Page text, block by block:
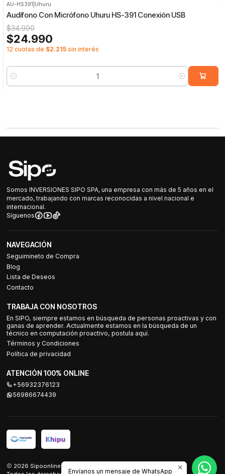
OFF
AU-HS391 Uhuru
Audífono Con Micrófono Uhuru HS-391 Conexión USB
$34.990
$24.990
12 cuotas de $2.215 sin interés
Cantidad
Somos INVERSIONES SIPO SPA, una empresa con más de 5 años en el
mercado, trabajando con marcas reconocidas a nivel nacional e
internacional.
Síguenos
NAVEGACIÓN
Seguimineto de Compra
Blog
Lista de Deseos
Contacto
TRABAJA CON NOSOTROS
En SIPO, siempre estamos en búsqueda de personas proactivas y con
ganas de aprender. Actualmente estamos en la búsqueda de un
técnico en computación proactivo, postula aquí.
Términos y Condiciones
Política de privacidad
ATENCIÓN 100% ONLINE
+56932376123
56986674439
2026 Sipoonline.
Envíanos un mensaje de WhatsApp